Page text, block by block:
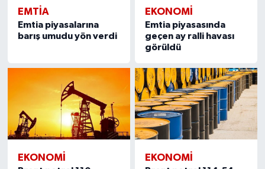
EMTIA
Emtia piyasalarına
barış umudu yön verdi
EKONOMI
Emtia piyasasında
geçen ay ralli havası
görüldü
EKONOMI EKONOMI